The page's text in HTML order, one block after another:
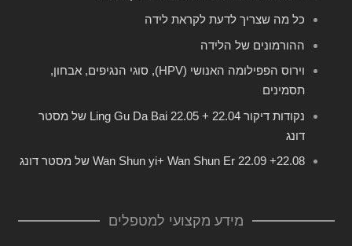
כל מה שצריך לדעת לקראת לידה
ההורמונים של הלידה
וירוס הפפילומה האנושי (HPV), סוגי הנגיפים, אבחון,
תסמינים
נקודות דיקור 22.04 + 22.05 Ling Gu Da Bai של מסטר
דונג
22.08+ 22.09 Wan Shun yi+ Wan Shun Er של מסטר דונג
מידע מקצועי למטפלים